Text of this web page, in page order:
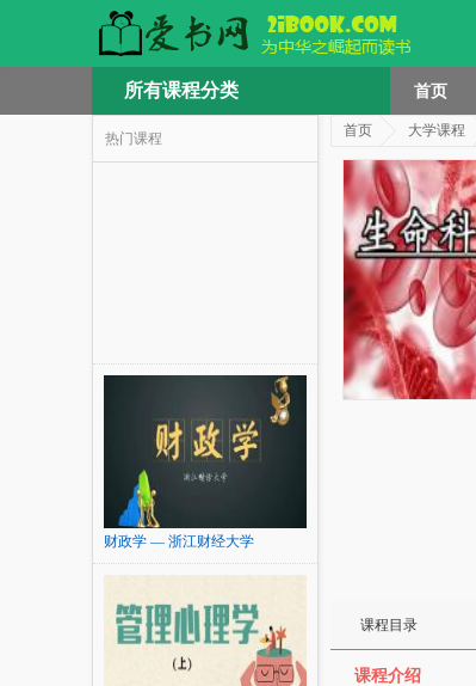
所有课程分类 首页
热门课程
财政学 — 浙江财经大学
首页 大学课程
课程目录
课程介绍